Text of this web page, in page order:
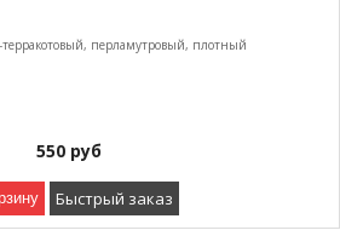
терракотовый, перламутровый, плотный
550 руб
Быстрый заказ